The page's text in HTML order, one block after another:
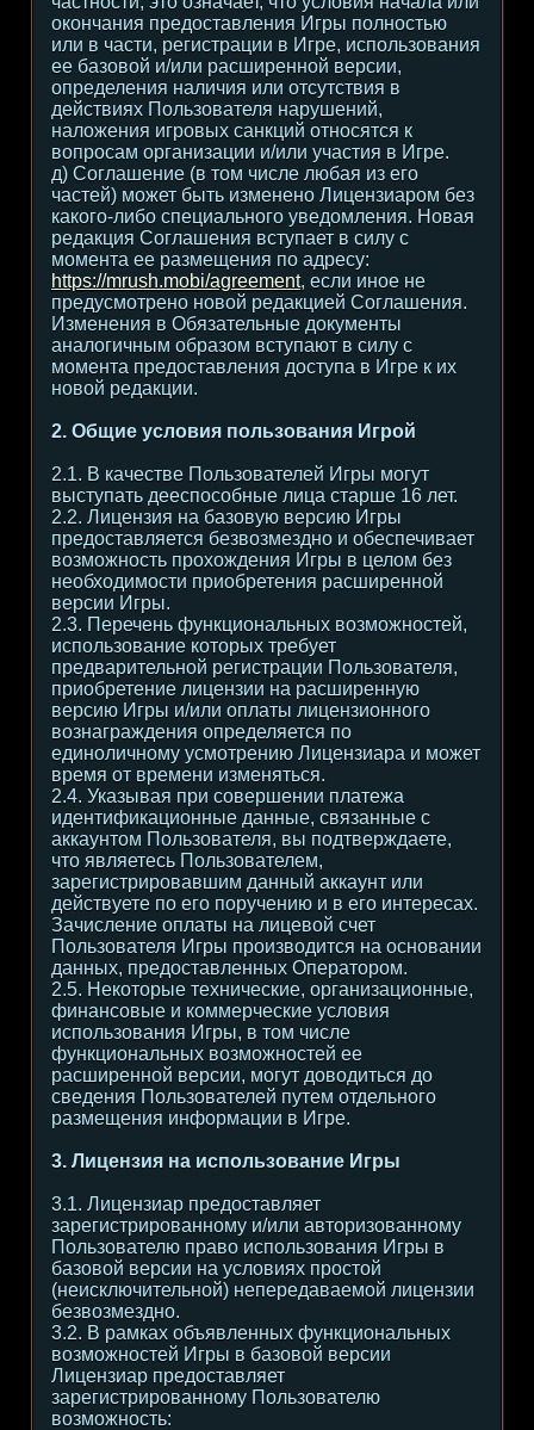
окончания предоставления Игры полностью
или в части, регистрации в Игре, использования
ее базовой и/или расширенной версии,
определения наличия или отсутствия в
действиях Пользователя нарушений,
наложения игровых санкций относятся к
вопросам организации и/или участия в Игре.
д) Соглашение (в том числе любая из его
частей) может быть изменено Лицензиаром без
какого-либо специального уведомления. Новая
редакция Соглашения вступает в силу с
момента ее размещения по адресу:
https://mrush.mobi/agreement, если иное не
предусмотрено новой редакцией Соглашения.
Изменения в Обязательные документы
аналогичным образом вступают в силу с
момента предоставления доступа в Игре к их
новой редакции.
2. Общие условия пользования Игрой
2.1. В качестве Пользователей Игры могут
выступать дееспособные лица старше 16 лет.
2.2. Лицензия на базовую версию Игры
предоставляется безвозмездно и обеспечивает
возможность прохождения Игры в целом без
необходимости приобретения расширенной
версии Игры.
2.3. Перечень функциональных возможностей,
использование которых требует
предварительной регистрации Пользователя,
приобретение лицензии на расширенную
версию Игры и/или оплаты лицензионного
вознаграждения определяется по
единоличному усмотрению Лицензиара и может
время от времени изменяться.
2.4. Указывая при совершении платежа
идентификационные данные, связанные с
аккаунтом Пользователя, вы подтверждаете,
что являетесь Пользователем,
зарегистрировавшим данный аккаунт или
действуете по его поручению и в его интересах.
Зачисление оплаты на лицевой счет
Пользователя Игры производится на основании
данных, предоставленных Оператором.
2.5. Некоторые технические, организационные,
финансовые и коммерческие условия
использования Игры, в том числе
функциональных возможностей ее
расширенной версии, могут доводиться до
сведения Пользователей путем отдельного
размещения информации в Игре.
3. Лицензия на использование Игры
3.1. Лицензиар предоставляет
зарегистрированному и/или авторизованному
Пользователю право использования Игры в
базовой версии на условиях простой
(неисключительной) непередаваемой лицензии
безвозмездно.
3.2. В рамках объявленных функциональных
возможностей Игры в базовой версии
Лицензиар предоставляет
зарегистрированному Пользователю
возможность: